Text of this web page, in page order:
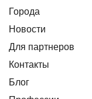
Города
Новости
Для партнеров
Контакты
Блог